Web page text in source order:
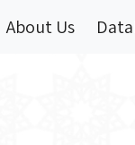
About Us